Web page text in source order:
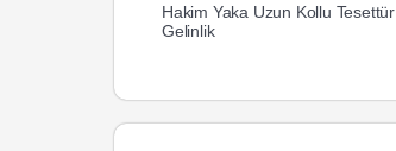
Hakim Yaka Uzun Kollu Tesettür
Gelinlik